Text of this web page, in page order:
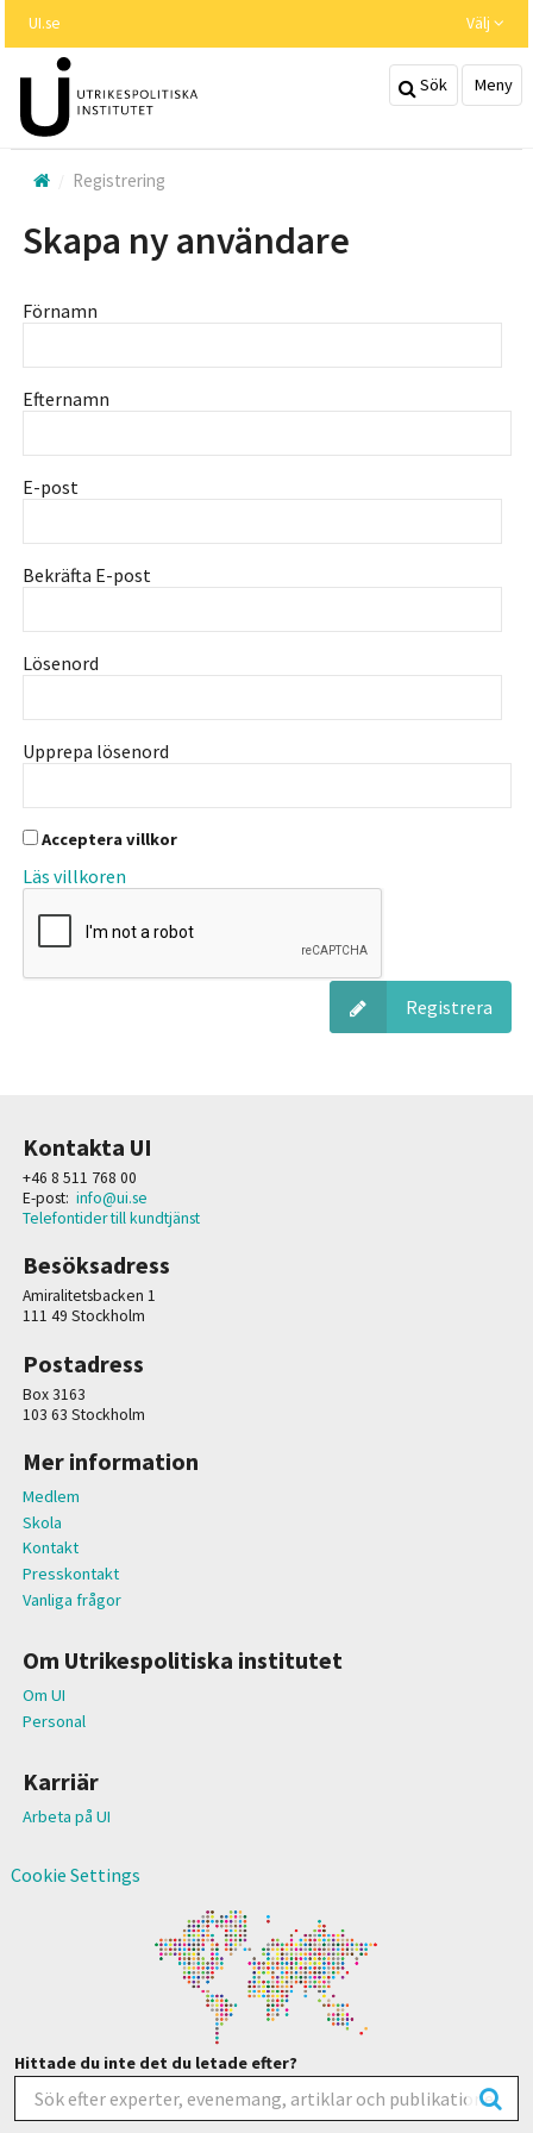
huvudinnehållet
UI.se Välj
Sök Meny
Registrering
Skapa ny användare
Förnamn
Efternamn
E-post
Bekräfta E-post
Lösenord
Upprepa lösenord
Acceptera villkor
Läs villkoren
Registrera
Kontakta UI
+46 8 511 768 00
E-post: info@ui.se
Telefontider till kundtjänst
Besöksadress
Amiralitetsbacken 1
111 49 Stockholm
Postadress
Box 3163
103 63 Stockholm
Mer information
Medlem
Skola
Kontakt
Presskontakt
Vanliga frågor
Om Utrikespolitiska institutet
Om UI
Personal
Karriär
Arbeta på UI
Cookie Settings
Hittade du inte det du letade efter?